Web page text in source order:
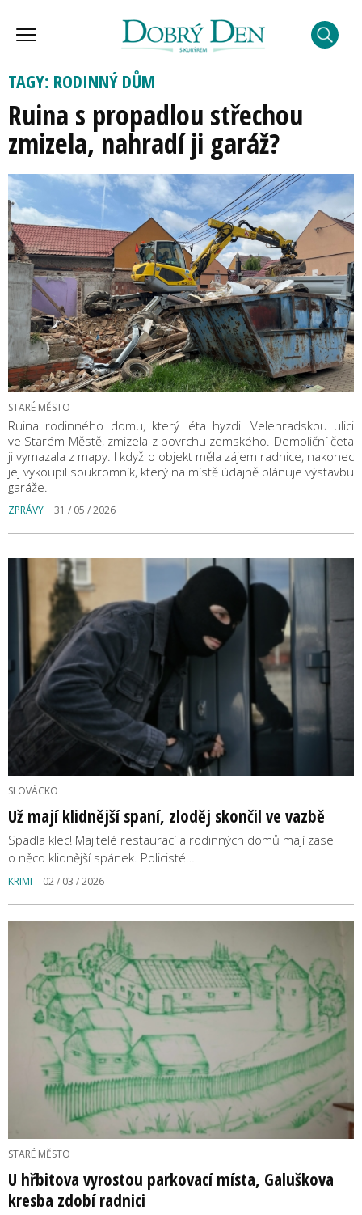
TAGY: RODINNÝ DŮM
Ruina s propadlou střechou
zmizela, nahradí ji garáž?
STARÉ MĚSTO
Ruina rodinného domu, který léta hyzdil Velehradskou ulici
ve Starém Městě, zmizela z povrchu zemského. Demoliční četa
ji vymazala z mapy. I když o objekt měla zájem radnice, nakonec
jej vykoupil soukromník, který na místě údajně plánuje výstavbu
garáže.
ZPRÁVY 31 / 05 / 2026
SLOVÁCKO
Už mají klidnější spaní, zloděj skončil ve vazbě
Spadla klec! Majitelé restaurací a rodinných domů mají zase
o něco klidnější spánek. Policisté…
KRIMI 02 / 03 / 2026
STARÉ MĚSTO
U hřbitova vyrostou parkovací místa, Galuškova
kresba zdobí radnici